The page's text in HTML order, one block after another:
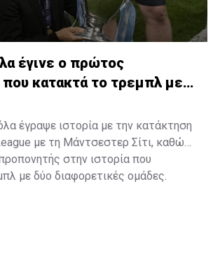
έγινε ο πρώτος
κατακτά το τρεμπλ με
έγραψε ιστορία με την κατάκτηση
με τη Μάντσεστερ Σίτι, καθώς
στην ιστορία που
με δύο διαφορετικές ομάδες.